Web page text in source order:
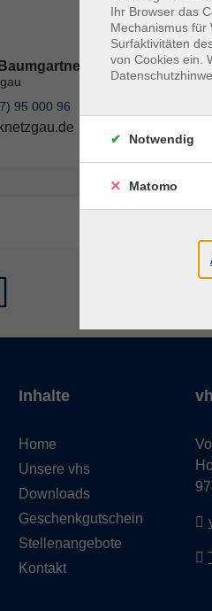
95 000 96
Inhalte
Home
Unsere vhs
Downloads
Geschenkgutschein
Stellenangebote
Kontakt
Ihr Browser das
Mechanismus für
Surfaktivitäten
von Cookies ein.
Notwendig
Matomo